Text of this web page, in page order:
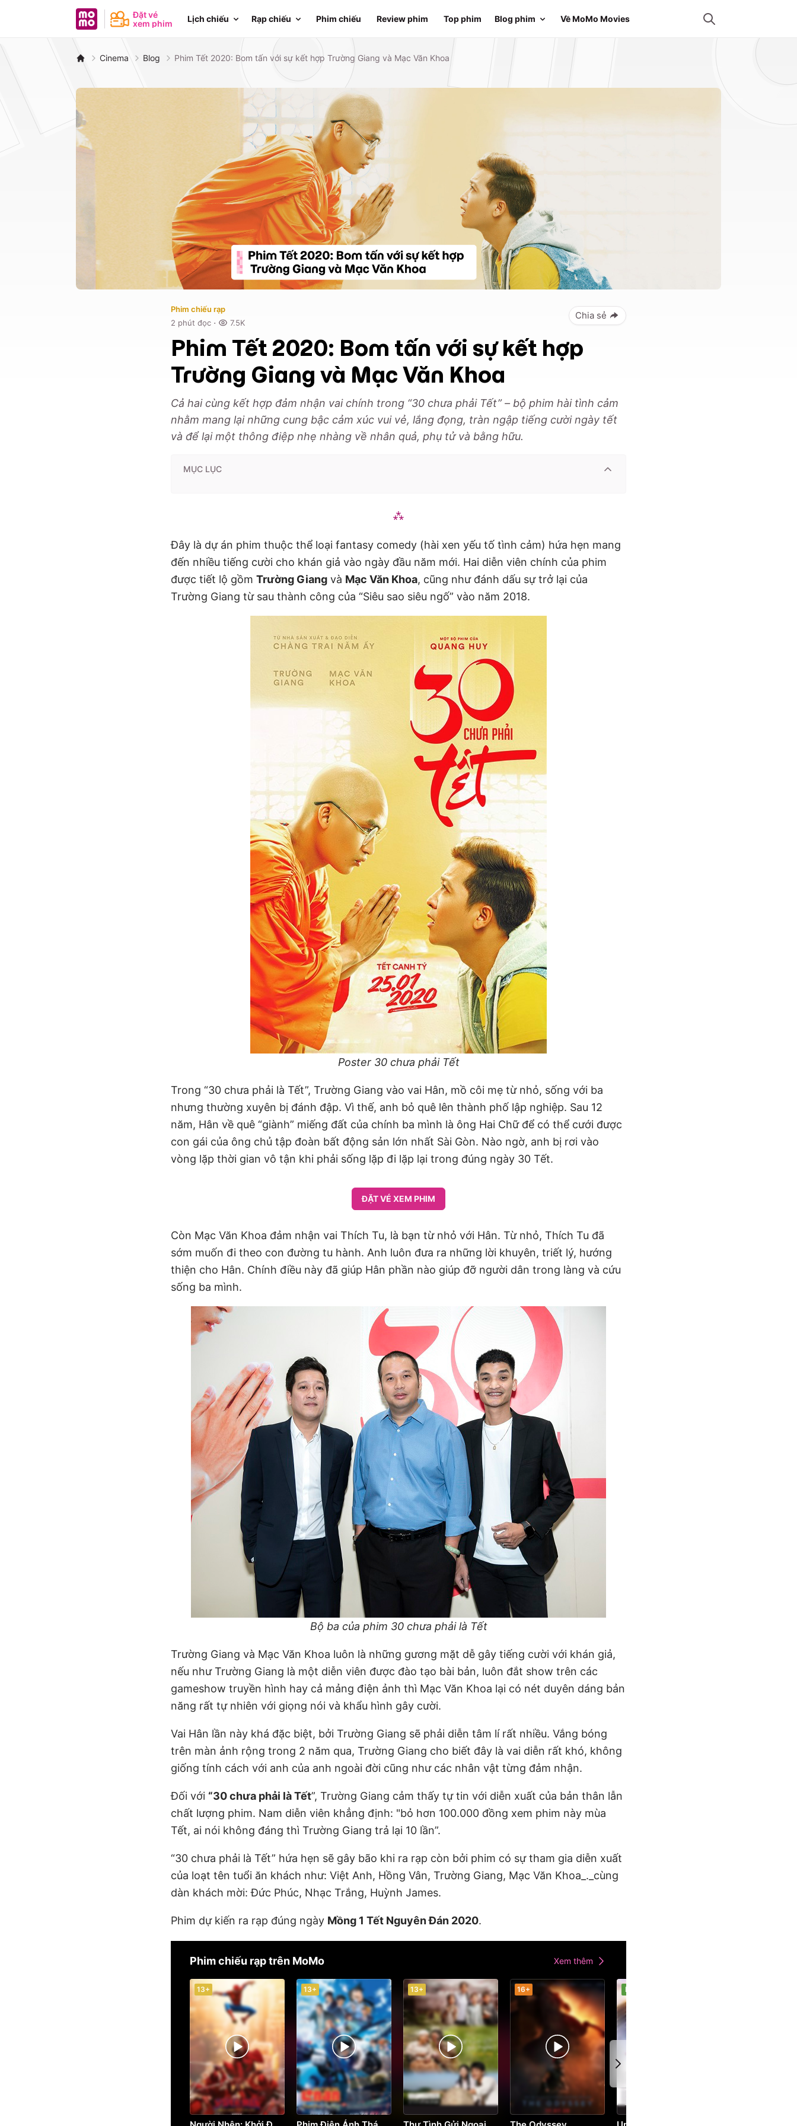
MoMo - Ứng dụng tài chính
Đặt vé
xem phim
Lịch chiếu Rạp chiếu Phim chiếu Review phim Top phim Blog phim Về MoMo Movies
Cinema Blog Phim Tết 2020: Bom tấn với sự kết hợp Trường Giang và Mạc Văn Khoa
Phim chiếu rạp
2 phút đọc · 7.5K
Chia sẻ
Phim Tết 2020: Bom tấn với sự kết hợp
Trường Giang và Mạc Văn Khoa
Cả hai cùng kết hợp đảm nhận vai chính trong “30 chưa phải Tết” – bộ phim hài tình cảm
nhằm mang lại những cung bậc cảm xúc vui vẻ, lắng đọng, tràn ngập tiếng cười ngày tết
và để lại một thông điệp nhẹ nhàng về nhân quả, phụ tử và bằng hữu.
MỤC LỤC
Đây là dự án phim thuộc thể loại fantasy comedy (hài xen yếu tố tình cảm) hứa hẹn mang
đến nhiều tiếng cười cho khán giả vào ngày đầu năm mới. Hai diễn viên chính của phim
được tiết lộ gồm Trường Giang và Mạc Văn Khoa, cũng như đánh dấu sự trở lại của
Trường Giang từ sau thành công của “Siêu sao siêu ngố” vào năm 2018.
Poster 30 chưa phải Tết
Trong “30 chưa phải là Tết”, Trường Giang vào vai Hân, mồ côi mẹ từ nhỏ, sống với ba
nhưng thường xuyên bị đánh đập. Vì thế, anh bỏ quê lên thành phố lập nghiệp. Sau 12
năm, Hân về quê “giành” miếng đất của chính ba mình là ông Hai Chữ để có thể cưới được
con gái của ông chủ tập đoàn bất động sản lớn nhất Sài Gòn. Nào ngờ, anh bị rơi vào
vòng lặp thời gian vô tận khi phải sống lặp đi lặp lại trong đúng ngày 30 Tết.
ĐẶT VÉ XEM PHIM
Còn Mạc Văn Khoa đảm nhận vai Thích Tu, là bạn từ nhỏ với Hân. Từ nhỏ, Thích Tu đã
sớm muốn đi theo con đường tu hành. Anh luôn đưa ra những lời khuyên, triết lý, hướng
thiện cho Hân. Chính điều này đã giúp Hân phần nào giúp đỡ người dân trong làng và cứu
sống ba mình.
Bộ ba của phim 30 chưa phải là Tết
Trường Giang và Mạc Văn Khoa luôn là những gương mặt dễ gây tiếng cười với khán giả,
nếu như Trường Giang là một diễn viên được đào tạo bài bản, luôn đắt show trên các
gameshow truyền hình hay cả mảng điện ảnh thì Mạc Văn Khoa lại có nét duyên dáng bản
năng rất tự nhiên với giọng nói và khẩu hình gây cười.
Vai Hân lần này khá đặc biệt, bởi Trường Giang sẽ phải diễn tâm lí rất nhiều. Vắng bóng
trên màn ảnh rộng trong 2 năm qua, Trường Giang cho biết đây là vai diễn rất khó, không
giống tính cách với anh của anh ngoài đời cũng như các nhân vật từng đảm nhận.
Đối với “30 chưa phải là Tết”, Trường Giang cảm thấy tự tin với diễn xuất của bản thân lẫn
chất lượng phim. Nam diễn viên khẳng định: "bỏ hơn 100.000 đồng xem phim này mùa
Tết, ai nói không đáng thì Trường Giang trả lại 10 lần”.
“30 chưa phải là Tết” hứa hẹn sẽ gây bão khi ra rạp còn bởi phim có sự tham gia diễn xuất
của loạt tên tuổi ăn khách như: Việt Anh, Hồng Vân, Trường Giang, Mạc Văn Khoa_._cùng
dàn khách mời: Đức Phúc, Nhạc Trắng, Huỳnh James.
Phim dự kiến ra rạp đúng ngày Mồng 1 Tết Nguyên Đán 2020.
Phim chiếu rạp trên MoMo Xem thêm
13+ 13+ 13+ 16+ P